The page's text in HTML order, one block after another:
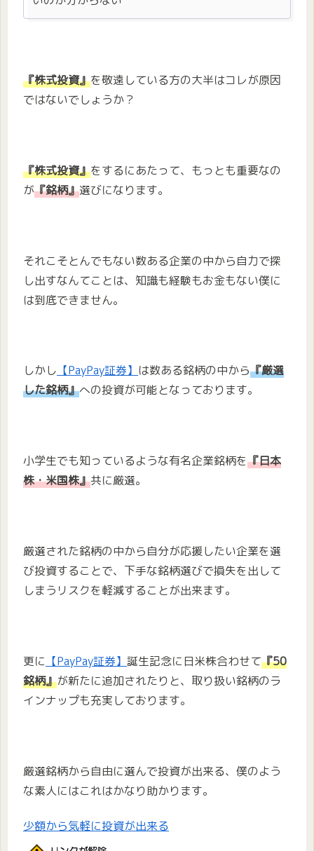
『株式投資』を敬遠している方の大半はコレが原因
ではないでしょうか？
『株式投資』をするにあたって、もっとも重要なの
が『銘柄』選びになります。
それこそとんでもない数ある企業の中から自力で探
し出すなんてことは、知識も経験もお金もない僕に
は到底できません。
しかし 【PayPay証券】 は数ある銘柄の中から『厳選
した銘柄』への投資が可能となっております。
小学生でも知っているような有名企業銘柄を『日本
株・米国株』共に厳選。
厳選された銘柄の中から自分が応援したい企業を選
び投資することで、下手な銘柄選びで損失を出して
しまうリスクを軽減することが出来ます。
更に 【PayPay証券】 誕生記念に日米株合わせて『50
銘柄』が新たに追加されたりと、取り扱い銘柄のラ
インナップも充実しております。
厳選銘柄から自由に選んで投資が出来る、僕のよう
な素人にはこれはかなり助かります。
少額から気軽に投資が出来る